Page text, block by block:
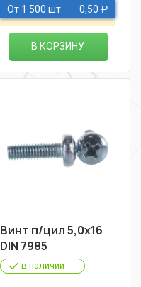
От 1 500 шт 0,50 Р
В КОРЗИНУ
Винт п/цил 5,0х16
DIN 7985
в наличии